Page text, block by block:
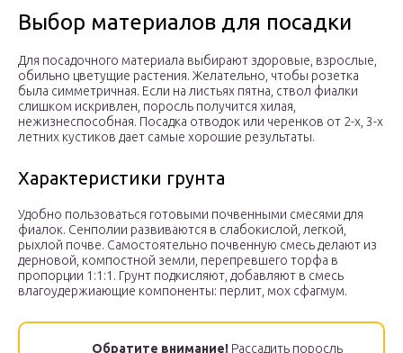
Выбор материалов для посадки
Для посадочного материала выбирают здоровые, взрослые,
обильно цветущие растения. Желательно, чтобы розетка
была симметричная. Если на листьях пятна, ствол фиалки
слишком искривлен, поросль получится хилая,
нежизнеспособная. Посадка отводок или черенков от 2-х, 3-х
летних кустиков дает самые хорошие результаты.
Характеристики грунта
Удобно пользоваться готовыми почвенными смесями для
фиалок. Сенполии развиваются в слабокислой, легкой,
рыхлой почве. Самостоятельно почвенную смесь делают из
дерновой, компостной земли, перепревшего торфа в
пропорции 1:1:1. Грунт подкисляют, добавляют в смесь
влагоудержиающие компоненты: перлит, мох сфагмум.
Обратите внимание! Рассадить поросль